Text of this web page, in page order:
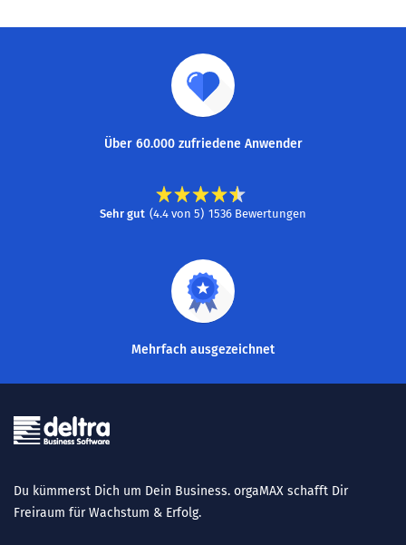
Über 60.000 zufriedene Anwender
Sehr gut (4.4 von 5) 1536 Bewertungen
Mehrfach ausgezeichnet
Du kümmerst Dich um Dein Business. orgaMAX schafft Dir
Freiraum für Wachstum & Erfolg.